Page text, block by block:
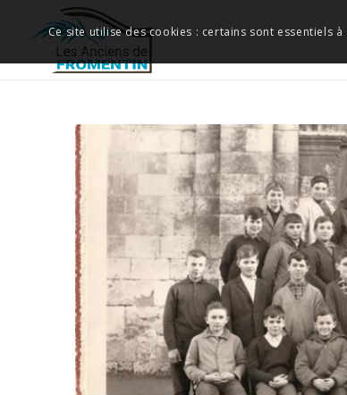
Ce site utilise des cookies : certains sont essentiels